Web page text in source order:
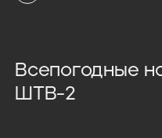
Всепогодные
ШТВ-2